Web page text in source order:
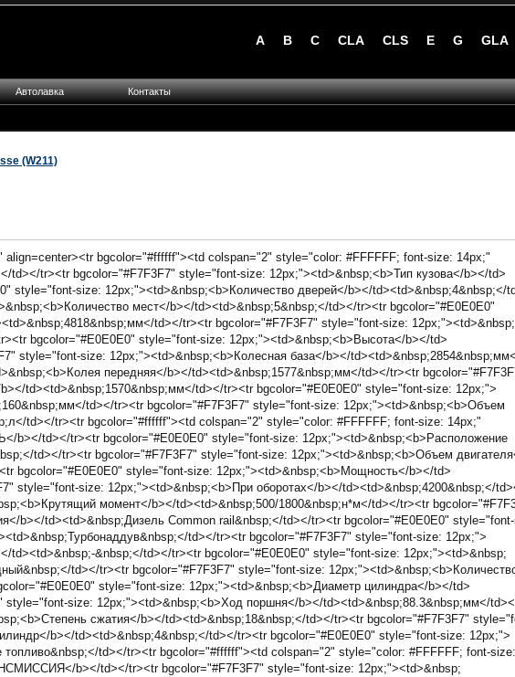
(W211)
bgcolor="#ffffff"><td colspan="2" style="color: #FFFFFF; font-size: 14px;"
td></tr><tr bgcolor="#F7F3F7" style="font-size: 12px;"><td>&nbsp;<b>Тип кузова</b></td>
style="font-size: 12px;"><td>&nbsp;<b>Количество дверей</b></td><td>&nbsp;4&nbsp;</
мест</b></td><td>&nbsp;5&nbsp;</td></tr><tr bgcolor="#E0E0E0"
td></tr><tr bgcolor="#F7F3F7" style="font-size: 12px;"><td>&nbsp;
bgcolor="#E0E0E0" style="font-size: 12px;"><td>&nbsp;<b>Высота</b></td>
style="font-size: 12px;"><td>&nbsp;<b>Колесная база</b></
передняя</b></td><td>&nbsp;1577&nbsp;мм</td></tr><tr
td><td>&nbsp;1570&nbsp;мм</td></tr><tr bgcolor="#E0E0E0" style="font-size: 12px;">
td></tr><tr bgcolor="#F7F3F7" style="font-size: 12px;"><td>&nbsp;<b>Объем
td></tr><tr bgcolor="#ffffff"><td colspan="2" style="color: #FFFFFF; font-size: 14px;"
b></td></tr><tr bgcolor="#E0E0E0" style="font-size: 12px;"><td>&nbsp;<b>Расположение
td></tr><tr bgcolor="#F7F3F7" style="font-size: 12px;"><td>&nbsp;<b>Объем
bgcolor="#E0E0E0" style="font-size: 12px;"><td>&nbsp;<b>Мощность</b></td>
style="font-size: 12px;"><td>&nbsp;<b>При оборотах</b></td><td>&nbsp;4200&nbsp;</
момент</b></td><td>&nbsp;500/1800&nbsp;н*м</td></tr><tr
b></td><td>&nbsp;Дизель Common rail&nbsp;</td></tr><tr bgcolor="#E0E0E0"
td></tr><tr bgcolor="#F7F3F7" style="font-size: 12px;">
td><td>&nbsp;-&nbsp;</td></tr><tr bgcolor="#E0E0E0" style="font-size: 12px;"><td>&nbsp;
td></tr><tr bgcolor="#F7F3F7" style="font-size:
style="font-size: 12px;"><td>&nbsp;<b>Диаметр цилиндра</b></td>
size: 12px;"><td>&nbsp;<b>Ход поршня</b></td><td>&nbsp;88.3&nbsp;мм</
сжатия</b></td><td>&nbsp;18&nbsp;</td></tr><tr bgcolor="#F7F3F7"
b></td><td>&nbsp;4&nbsp;</td></tr><tr bgcolor="#E0E0E0" style="font-size: 12px;">
td></tr><tr bgcolor="#ffffff"><td colspan="2" style="color: #FFFFFF; font-size:
b></td></tr><tr bgcolor="#F7F3F7" style="font-size: 12px;"><td>&nbsp;
A B C CLA CLS E G GLA
Автолавка Контакты